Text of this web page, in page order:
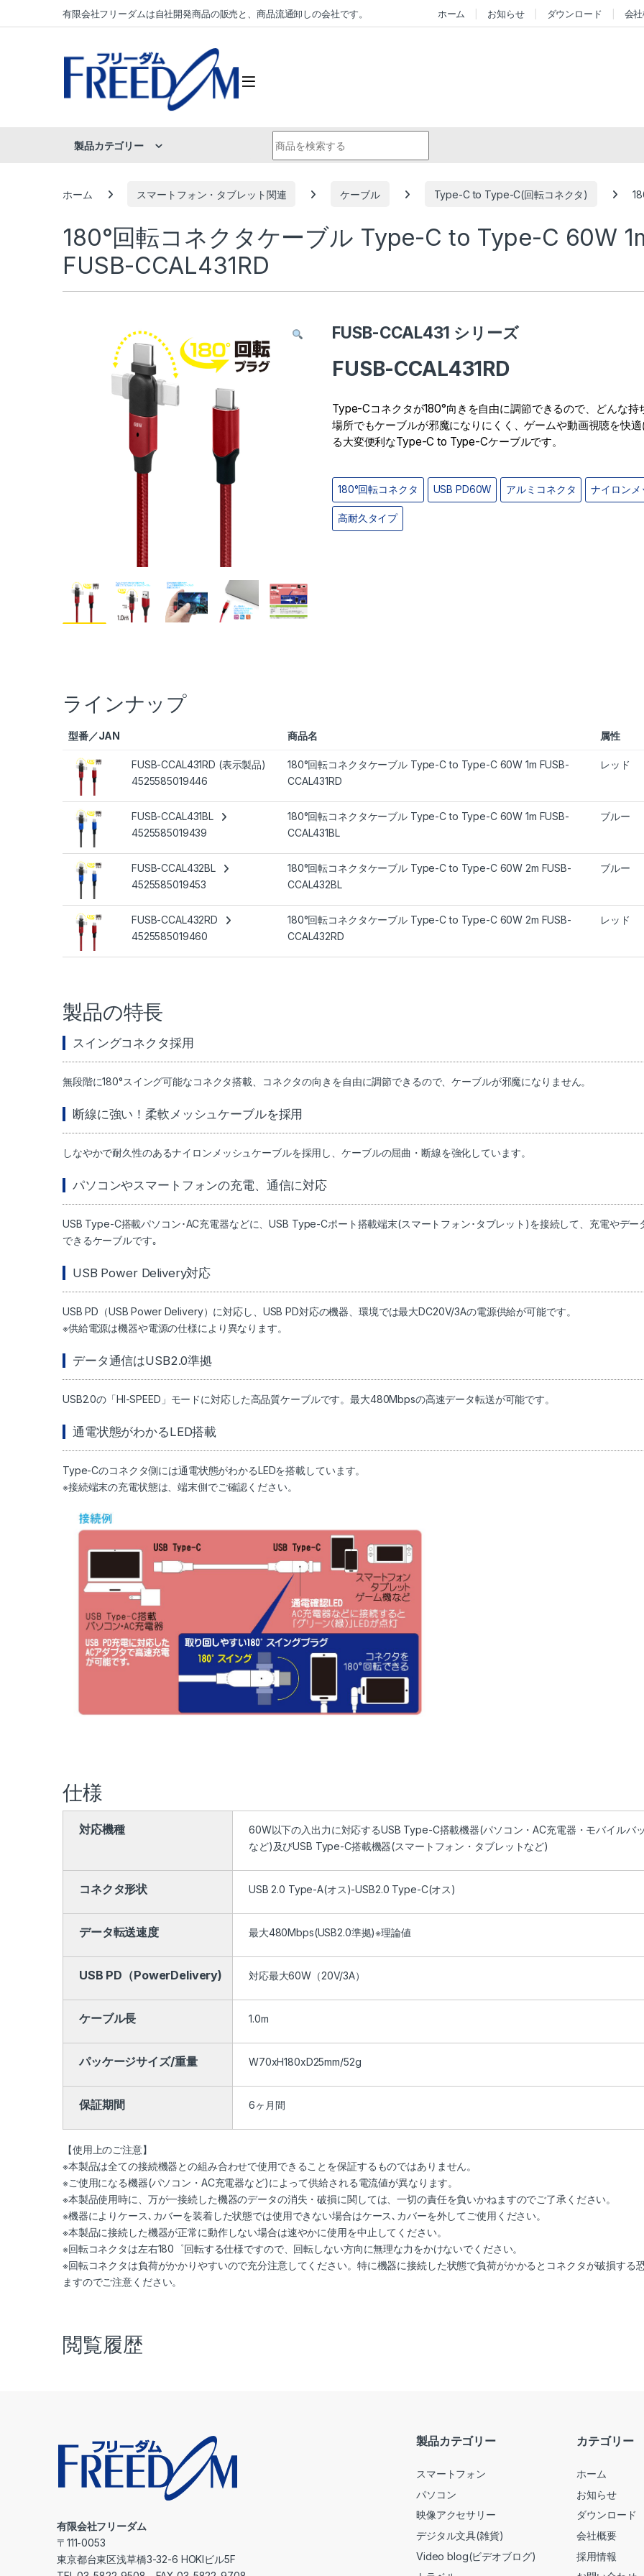
Skip to navigation
Skip to content有限会社フリーダムは自社開発商品の販売と、商品流通卸しの会社です。 ホーム お知らせ ダウンロード 会
製品カテゴリー
ホーム スマートフォン・タブレット関連 ケーブル Type-C to Type-C(回転コネクタ)
180°回転コネクタケーブル Type-C to Type-C 60W
FUSB-CCAL431RD
FUSB-CCAL431 シリーズ
FUSB-CCAL431RD
Type-Cコネクタが180°向きを自由に調節できるので、どんな持
場所でもケーブルが邪魔になりにくく、ゲームや動画視聴を快
る大変便利なType-C to Type-Cケーブルです。
180°回転コネクタ USB PD60W アルミコネクタ ナイロンメ
高耐久タイプ
ラインナップ
型番／JAN 商品名 属性
FUSB-CCAL431RD (表示製品)
4525585019446
180°回転コネクタケーブル Type-C to Type-C 60W 1m FUSB-
CCAL431RD
レッド
FUSB-CCAL431BL
4525585019439
180°回転コネクタケーブル Type-C to Type-C 60W 1m FUSB-
CCAL431BL
ブルー
FUSB-CCAL432BL
4525585019453
180°回転コネクタケーブル Type-C to Type-C 60W 2m FUSB-
CCAL432BL
ブルー
FUSB-CCAL432RD
4525585019460
180°回転コネクタケーブル Type-C to Type-C 60W 2m FUSB-
CCAL432RD
レッド
製品の特長
スイングコネクタ採用
無段階に180°スイング可能なコネクタ搭載、コネクタの向きを自由に調節できるので、ケーブルが邪魔になりません。
断線に強い！柔軟メッシュケーブルを採用
しなやかで耐久性のあるナイロンメッシュケーブルを採用し、ケーブルの屈曲・断線を強化しています。
パソコンやスマートフォンの充電、通信に対応
USB Type-C搭載パソコン･AC充電器などに、USB Type-Cポート搭載端末(スマートフォン･タブレット)を接続して、充電やデー
できるケーブルです｡
USB Power Delivery対応
USB PD（USB Power Delivery）に対応し、USB PD対応の機器、環境では最大DC20V/3Aの電源供給が可能です。
※供給電源は機器や電源の仕様により異なります。
データ通信はUSB2.0準拠
USB2.0の「HI-SPEED」モードに対応した高品質ケーブルです。最大480Mbpsの高速データ転送が可能です。
通電状態がわかるLED搭載
Type-Cのコネクタ側には通電状態がわかるLEDを搭載しています。
※接続端末の充電状態は、端末側でご確認ください。
仕様
対応機種
60W以下の入出力に対応するUSB Type-C搭載機器(パソコン・AC充電器・モバイルバ
など)及びUSB Type-C搭載機器(スマートフォン・タブレットなど)
コネクタ形状 USB 2.0 Type-A(オス)-USB2.0 Type-C(オス)
データ転送速度 最大480Mbps(USB2.0準拠)※理論値
USB PD（PowerDelivery) 対応最大60W（20V/3A）
ケーブル長 1.0m
パッケージサイズ/重量 W70xH180xD25mm/52g
保証期間 6ヶ月間
【使用上のご注意】
※本製品は全ての接続機器との組み合わせで使用できることを保証するものではありません。
※ご使用になる機器(パソコン・AC充電器など)によって供給される電流値が異なります。
※本製品使用時に、万が一接続した機器のデータの消失・破損に関しては、一切の責任を負いかねますのでご了承ください。
※機器によりケース､カバーを装着した状態では使用できない場合はケース､カバーを外してご使用ください。
※本製品に接続した機器が正常に動作しない場合は速やかに使用を中止してください。
※回転コネクタは左右180゜回転する仕様ですので、回転しない方向に無理な力をかけないでください。
※回転コネクタは負荷がかかりやすいので充分注意してください。特に機器に接続した状態で負荷がかかるとコネクタが破損する
ますのでご注意ください。
閲覧履歴
有限会社フリーダム
〒111-0053
東京都台東区浅草橋3-32-6 HOKIビル5F
製品カテゴリー
スマートフォン
パソコン
映像アクセサリー
デジタル文具(雑貨)
Video blog(ビデオブログ)
カテゴリー
ホーム
お知らせ
ダウンロード
会社概要
採用情報